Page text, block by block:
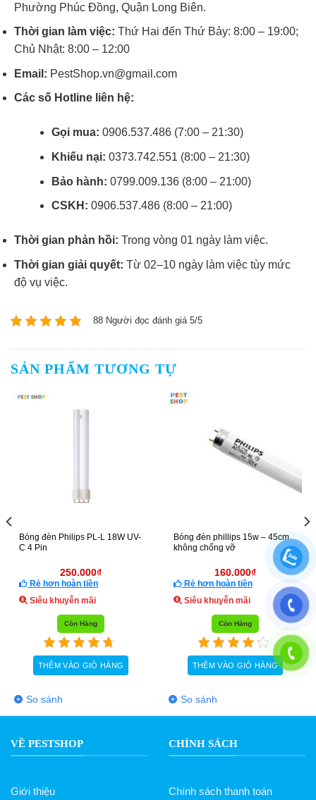
Phường Phúc Đồng, Quận Long Biên.
Thời gian làm việc: Thứ Hai đến Thứ Bảy: 8:00 – 19:00;
Chủ Nhật: 8:00 – 12:00
Email: PestShop.vn@gmail.com
Các số Hotline liên hệ:
Gọi mua: 0906.537.486 (7:00 – 21:30)
Khiếu nại: 0373.742.551 (8:00 – 21:30)
Bảo hành: 0799.009.136 (8:00 – 21:00)
CSKH: 0906.537.486 (8:00 – 21:00)
Thời gian phản hồi: Trong vòng 01 ngày làm việc.
Thời gian giải quyết: Từ 02–10 ngày làm việc tùy mức
độ vụ việc.
88 Người đọc đánh giá 5/5
SẢN PHẨM TƯƠNG TỰ
Đèn Con Dơi CN02
550.000
Rẻ hơn hoàn tiền
Siêu khuyễn mãi
Còn Hàng
THÊM VÀO GIỎ HÀNG
So sánh
Bóng đèn diệt khuẩn Philips
8W
200.000
Rẻ hơn hoàn tiền
Siêu khuyễn mãi
Còn Hàng
THÊM VÀO GIỎ HÀNG
So sánh
VỀ PESTSHOP
Giới thiệu
CHÍNH SÁCH
Chính sách thanh toán